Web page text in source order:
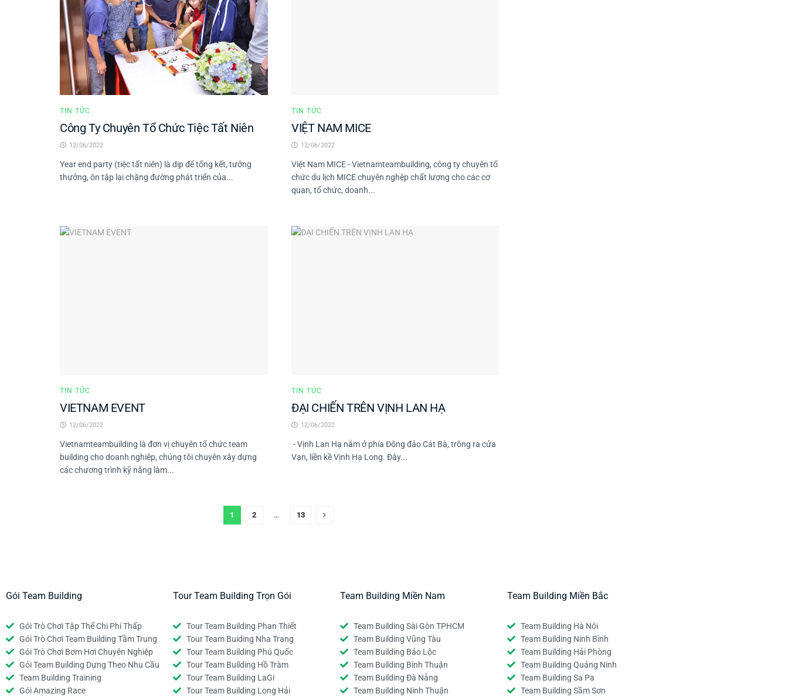
TIN TỨC
Công Ty Chuyên Tổ Chức Tiệc Tất Niên
12/06/2022
Year end party (tiệc tất niên) là dịp để tổng kết, tưởng
thưởng, ôn tập lại chặng đường phát triển của...
TIN TỨC
VIỆT NAM MICE
12/06/2022
Việt Nam MICE - Vietnamteambuilding, công ty chuyên tổ
chức du lịch MICE chuyên nghệp chất lượng cho các cơ
quan, tổ chức, doanh...
TIN TỨC
VIETNAM EVENT
12/06/2022
Vietnamteambuilding là đơn vị chuyên tổ chức team
building cho doanh nghiệp, chúng tôi chuyên xây dựng
các chương trình kỹ năng làm...
TIN TỨC
ĐẠI CHIẾN TRÊN VỊNH LAN HẠ
12/06/2022
- Vịnh Lan Hạ nằm ở phía Đông đảo Cát Bà, trông ra cửa
Vạn, liền kề Vịnh Hạ Long. Đây...
1 2 … 13
Gói Team Building
Gói Trò Chơi Tập Thể Chi Phí Thấp
Gói Trò Chơi Team Building Tầm Trung
Gói Trò Chơi Bơm Hơi Chuyên Nghiệp
Gói Team Building Dựng Theo Nhu Cầu
Team Building Training
Gói Amazing Race
Tour Team Building Trọn Gói
Tour Team Building Phan Thiết
Tour Team Buiding Nha Trang
Tour Team Building Phú Quốc
Tour Team Building Hồ Tràm
Tour Team Building LaGi
Tour Team Building Long Hải
Team Building Miền Nam
Team Building Sài Gòn TPHCM
Team Building Vũng Tàu
Team Building Bảo Lộc
Team Building Bình Thuận
Team Building Đà Nẵng
Team Building Ninh Thuận
Team Building Miền Bắc
Team Building Hà Nội
Team Building Ninh Bình
Team Building Hải Phòng
Team Building Quảng Ninh
Team Building Sa Pa
Team Building Sầm Sơn